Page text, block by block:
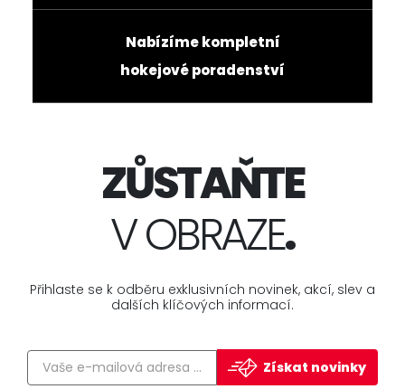
Nabízíme kompletní
hokejové poradenství
ZŮSTAŇTE
V OBRAZE.
Přihlaste se k odběru exklusivních novinek, akcí, slev a
dalších klíčových informací.
Získat novinky